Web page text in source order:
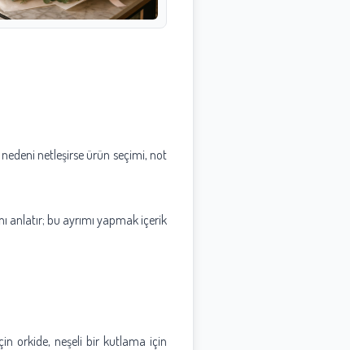
netleşirse ürün seçimi, not
anlatır; bu ayrımı yapmak içerik
orkide, neşeli bir kutlama için